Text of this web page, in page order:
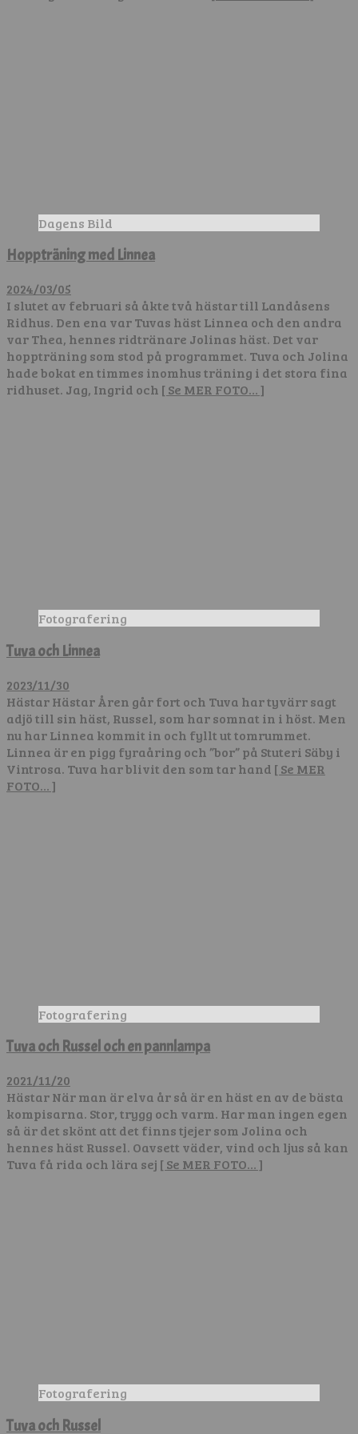
Dagens Bild
Hoppträning med Linnea
2024/03/05
I slutet av februari så åkte två hästar till Landåsens
Ridhus. Den ena var Tuvas häst Linnea och den andra
var Thea, hennes ridtränare Jolinas häst. Det var
hoppträning som stod på programmet. Tuva och Jolina
hade bokat en timmes inomhus träning i det stora fina
ridhuset. Jag, Ingrid och [ Se MER FOTO… ]
Fotografering
Tuva och Linnea
2023/11/30
Hästar Hästar Åren går fort och Tuva har tyvärr sagt
adjö till sin häst, Russel, som har somnat in i höst. Men
nu har Linnea kommit in och fyllt ut tomrummet.
Linnea är en pigg fyraåring och ”bor” på Stuteri Säby i
Vintrosa. Tuva har blivit den som tar hand [ Se MER
FOTO… ]
Fotografering
Tuva och Russel och en pannlampa
2021/11/20
Hästar När man är elva år så är en häst en av de bästa
kompisarna. Stor, trygg och varm. Har man ingen egen
så är det skönt att det finns tjejer som Jolina och
hennes häst Russel. Oavsett väder, vind och ljus så kan
Tuva få rida och lära sej [ Se MER FOTO… ]
Fotografering
Tuva och Russel